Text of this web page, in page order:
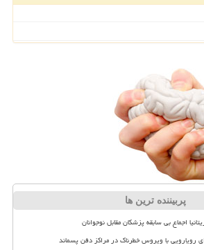
پربیننده ترین ها
اجماع بی سابقه پزشکان مقابل نوجوانان
رویارویی با ویروس خطرناک در مراکز دفن پسماند